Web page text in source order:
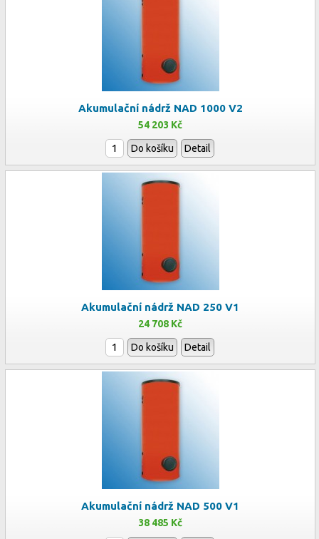
Akumulační nádrž NAD 1000 V2
54 203 Kč
Do košíku Detail
Akumulační nádrž NAD 250 V1
24 708 Kč
Do košíku Detail
Akumulační nádrž NAD 500 V1
38 485 Kč